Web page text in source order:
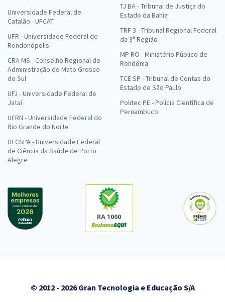
Universidade Federal de
Catalão - UFCAT
UFR - Universidade Federal de
Rondonópolis
CRA MS - Conselho Regional de
Administração do Mato Grosso
do Sul
UFJ - Universidade Federal de
Jataí
UFRN - Universidade Federal do
Rio Grande do Norte
UFCSPA - Universidade Federal
de Ciência da Saúde de Porto
Alegre
TJ BA - Tribunal de Justiça do
Estado da Bahia
TRF 3 - Tribunal Regional Federal
da 3ª Região
MP RO - Ministério Público de
Rondônia
TCE SP - Tribunal de Contas do
Estado de São Paulo
Politec PE - Polícia Científica de
Pernambuco
RA 1000
© 2012 - 2026 Gran Tecnologia e Educação S/A